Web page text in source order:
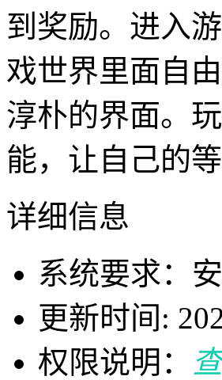
到奖励。进入
戏世界里面自
淳朴的界面。
能，让自己的
详细信息
系统要求：
更新时间:
权限说明：